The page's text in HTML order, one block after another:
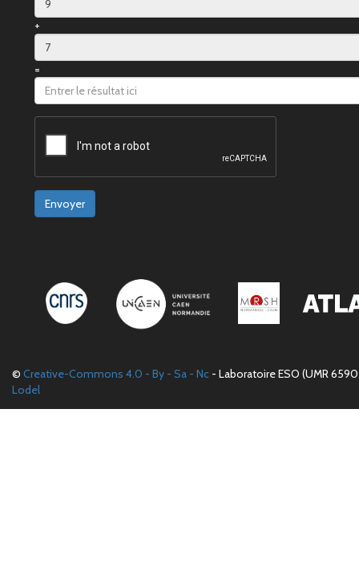
+
=
Envoyer
© Creative-Commons 4.0 - By - Sa - Nc - Laboratoire ESO (UMR
Lodel